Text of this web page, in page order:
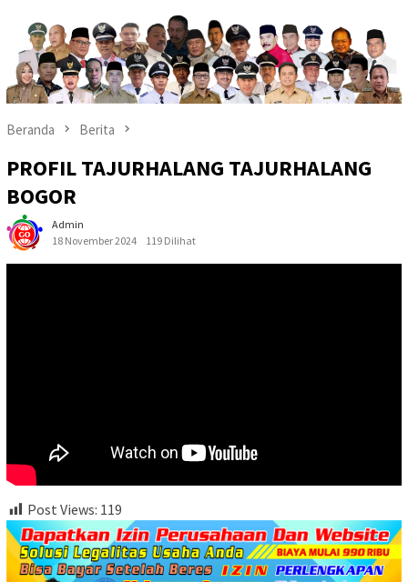
Beranda Berita
PROFIL TAJURHALANG TAJURHALANG
BOGOR
Admin
18 November 2024
119 Dilihat
Post Views: 119